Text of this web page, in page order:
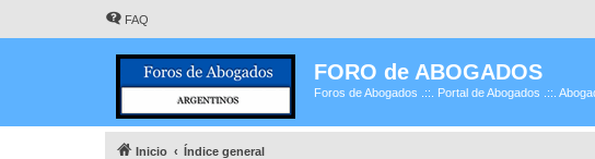
FAQ
FORO de ABOGADOS
Foros de Abogados .::. Portal de Abogados .::.
Inicio Índice general